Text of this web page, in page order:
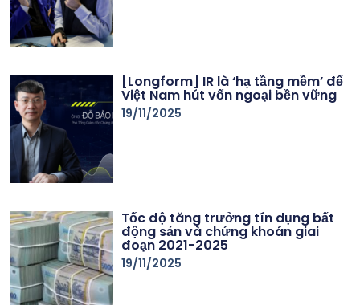
[Longform] IR là ‘hạ tầng mềm’ để
Việt Nam hút vốn ngoại bền vững
19/11/2025
Tốc độ tăng trưởng tín dụng bất
động sản và chứng khoán giai
đoạn 2021-2025
19/11/2025